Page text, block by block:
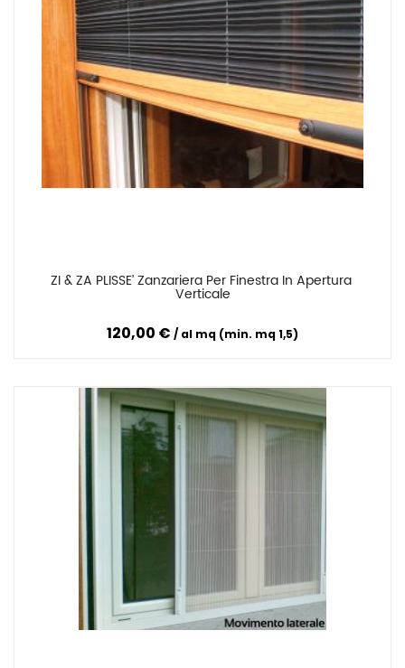
ZI & ZA PLISSE’ Zanzariera Per Finestra In Apertura
Verticale
120,00 €
al mq (min. mq 1,5)
Confronta